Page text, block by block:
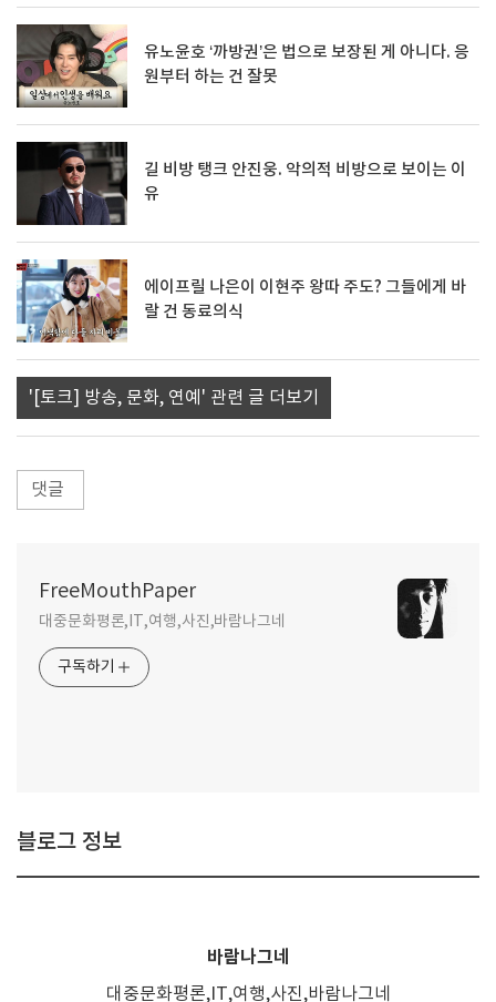
유노윤호 ‘까방권’은 법으로 보장된 게 아니다. 응
원부터 하는 건 잘못
길 비방 탱크 안진웅. 악의적 비방으로 보이는 이
유
에이프릴 나은이 이현주 왕따 주도? 그들에게 바
랄 건 동료의식
'[토크] 방송, 문화, 연예' 관련 글 더보기
댓글
FreeMouthPaper
대중문화평론,IT,여행,사진,바람나그네
구독하기
블로그 정보
바람나그네
대중문화평론,IT,여행,사진,바람나그네